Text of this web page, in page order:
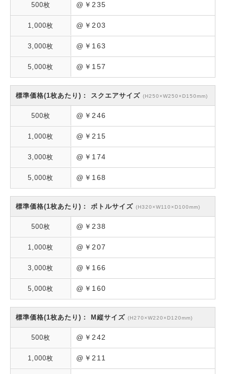
@￥235
@￥203
@￥163
@￥157
スクエアサイズ(H250×W250×D150mm)
@￥246
@￥215
@￥174
@￥168
ボトルサイズ(H320×W110×D100mm)
@￥238
@￥207
@￥166
@￥160
M縦サイズ(H270×W220×D120mm)
@￥242
@￥211